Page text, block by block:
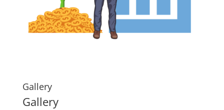
Gallery
Gallery